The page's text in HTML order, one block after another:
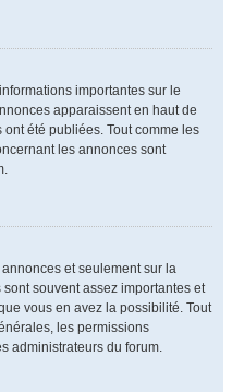
importantes sur le
apparaissent en haut de
été publiées. Tout comme les
les annonces sont
et seulement sur la
souvent assez importantes et
vous en avez la possibilité. Tout
les permissions
administrateurs du forum.